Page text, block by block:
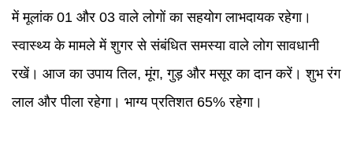
में मूलांक 01 और 03 वाले लोगों का सहयोग लाभदायक रहेगा।
स्वास्थ्य के मामले में शुगर से संबंधित समस्या वाले लोग सावधानी
रखें। आज का उपाय तिल, मूंग, गुड़ और मसूर का दान करें। शुभ रंग
लाल और पीला रहेगा। भाग्य प्रतिशत 65% रहेगा।